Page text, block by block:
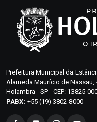
Prefeitura Municipal da
Alameda Maurício de Nassau,
Holambra - SP - CEP: 13825-
PABX: +55 (19) 3802-8000